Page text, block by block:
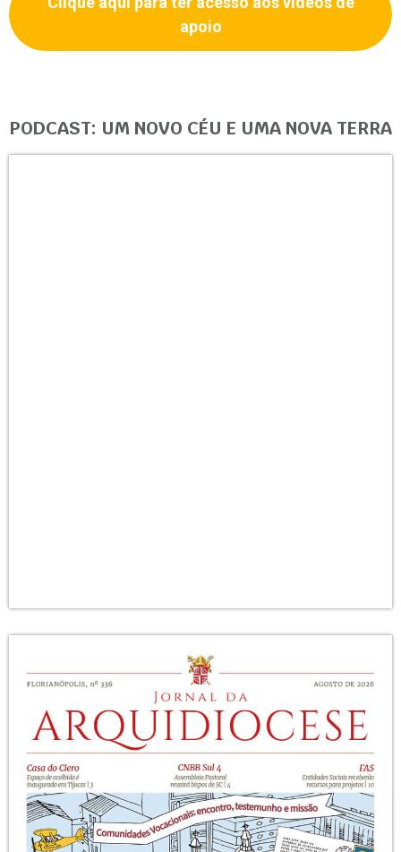
apoio
PODCAST: UM NOVO CÉU E UMA NOVA TERRA